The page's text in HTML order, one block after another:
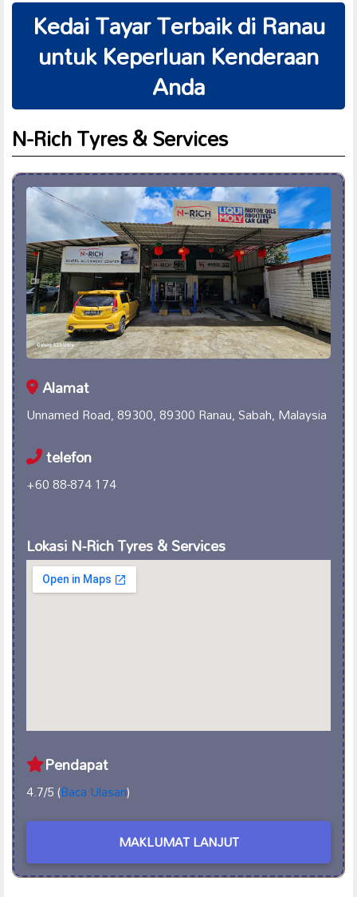
Kedai Tayar Terbaik di Ranau
untuk Keperluan Kenderaan
Anda
N-Rich Tyres & Services
Alamat
Unnamed Road, 89300, 89300 Ranau, Sabah, Malaysia
telefon
+60 88-874 174
Lokasi N-Rich Tyres & Services
Pendapat
4.7/5 (Baca Ulasan)
MAKLUMAT LANJUT